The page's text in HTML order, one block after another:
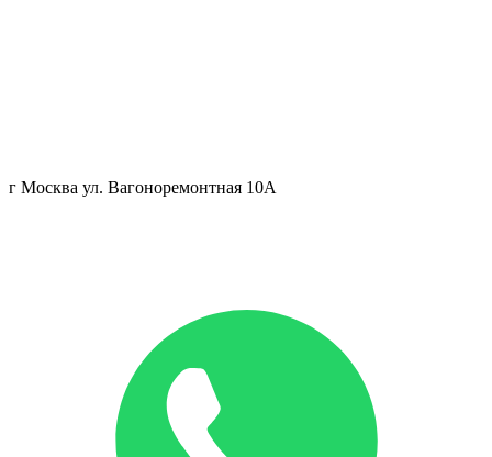
г Москва ул. Вагоноремонтная 10А